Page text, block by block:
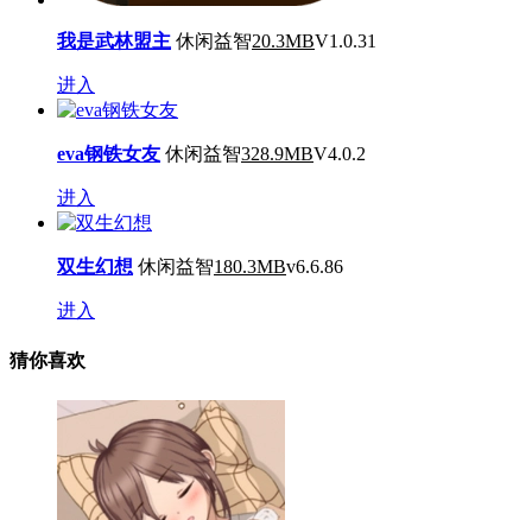
我是武林盟主 休闲益智20.3MBV1.0.31
进入
eva钢铁女友 休闲益智328.9MBV4.0.2
进入
双生幻想 休闲益智180.3MBv6.6.86
进入
猜你喜欢